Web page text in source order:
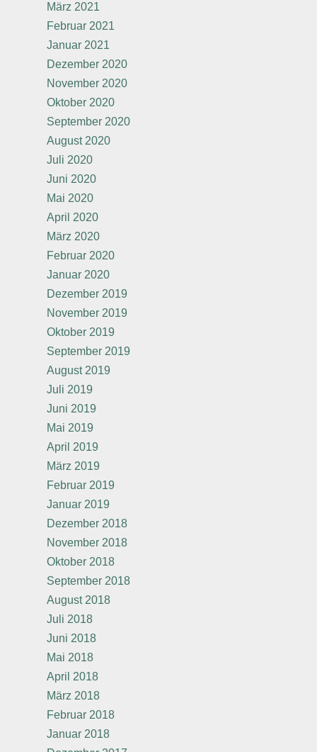
März 2021
Februar 2021
Januar 2021
Dezember 2020
November 2020
Oktober 2020
September 2020
August 2020
Juli 2020
Juni 2020
Mai 2020
April 2020
März 2020
Februar 2020
Januar 2020
Dezember 2019
November 2019
Oktober 2019
September 2019
August 2019
Juli 2019
Juni 2019
Mai 2019
April 2019
März 2019
Februar 2019
Januar 2019
Dezember 2018
November 2018
Oktober 2018
September 2018
August 2018
Juli 2018
Juni 2018
Mai 2018
April 2018
März 2018
Februar 2018
Januar 2018